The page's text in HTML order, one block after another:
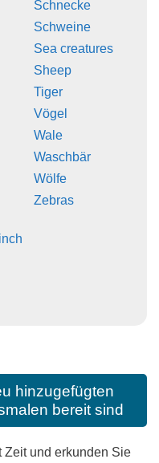
Schnecke
Schweine
Sea creatures
Sheep
Tiger
Vögel
Wale
Waschbär
Wölfe
Zebras
hinzugefügten
bereit sind
Zeit und erkunden Sie